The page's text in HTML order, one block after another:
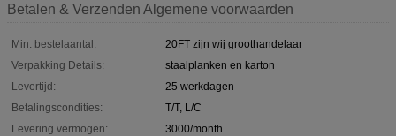
Betalen & Verzenden Algemene voorwaarden
Min. bestelaantal:
20FT zijn wij groothandelaar
Verpakking Details:
staalplanken en karton
Levertijd:
25 werkdagen
Betalingscondities:
T/T, L/C
Levering vermogen:
3000/month